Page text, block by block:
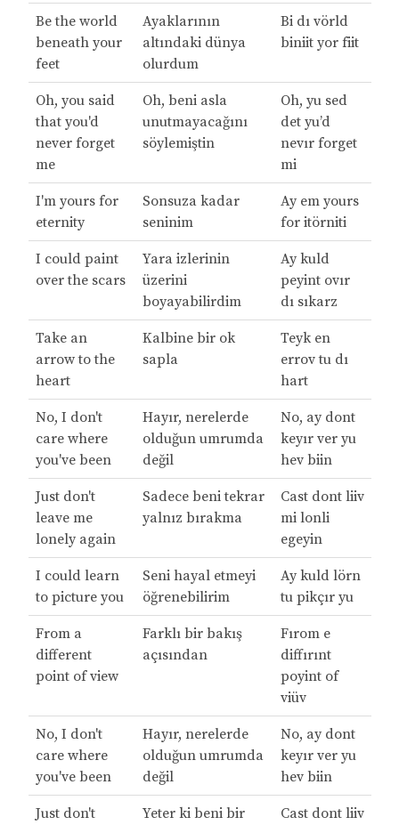
Be the world
beneath your
feet
Ayaklarının
altındaki dünya
olurdum
Bi dı vörld
biniit yor fiit
Oh, you said
that you'd
never forget
me
Oh, beni asla
unutmayacağını
söylemiştin
Oh, yu sed
det yu’d
nevır forget
mi
I'm yours for
eternity
Sonsuza kadar
seninim
Ay em yours
for itörniti
I could paint
over the scars
Yara izlerinin
üzerini
boyayabilirdim
Ay kuld
peyint ovır
dı sıkarz
Take an
arrow to the
heart
Kalbine bir ok
sapla
Teyk en
errov tu dı
hart
No, I don't
care where
you've been
Hayır, nerelerde
olduğun umrumda
değil
No, ay dont
keyır ver yu
hev biin
Just don't
leave me
lonely again
Sadece beni tekrar
yalnız bırakma
Cast dont liiv
mi lonli
egeyin
I could learn
to picture you
Seni hayal etmeyi
öğrenebilirim
Ay kuld lörn
tu pikçır yu
From a
different
point of view
Farklı bir bakış
açısından
Fırom e
diffırınt
poyint of
viüv
No, I don't
care where
you've been
Hayır, nerelerde
olduğun umrumda
değil
No, ay dont
keyır ver yu
hev biin
Just don't
Yeter ki beni bir
Cast dont liiv